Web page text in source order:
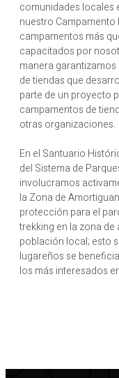
comunidades locales
nuestro
campamentos más
capacitados por
manera
de tiendas que
parte de un proyecto
campamentos de
otras organizaciones.
En el Santuario
del Sistema de
involucramos
la Zona de
protección para el
trekking en la zona
población local; esto
lugareños se
los más interesados